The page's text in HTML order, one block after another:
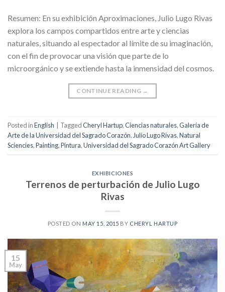
Resumen: En su exhibición Aproximaciones, Julio Lugo Rivas
explora los campos compartidos entre arte y ciencias
naturales, situando al espectador al límite de su imaginación,
con el fin de provocar una visión que parte de lo
microorgánico y se extiende hasta la inmensidad del cosmos.
CONTINUE READING →
Posted inEnglish TaggedCheryl Hartup,Ciencias naturales,Galería de
Arte de la Universidad del Sagrado Corazón, Julio Lugo Rivas,Natural
Sciencies,Painting,Pintura,Universidad del Sagrado Corazón Art Gallery
EXHIBICIONES
Terrenos de perturbación de Julio Lugo
Rivas
POSTED ON MAY 15, 2015 BY CHERYL HARTUP
15
May